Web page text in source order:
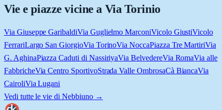
Vie e piazze vicine a Via Torinio
Via Giuseppe GaribaldiVia Guglielmo MarconiVicolo GiustiVicolo
FerrariLargo San GiorgioVia TorinoVia NoccaPiazza Tre MartiriVia
G. AghinaPiazza Caduti di NassiriyaVia BelvedereVia RomaVia alle
FabbricheVia Centro SportivoStrada Valle OmbrosaCà BiancaVia
CairoliVia Lugani
Vedi tutte le vie di Nebbiuno→